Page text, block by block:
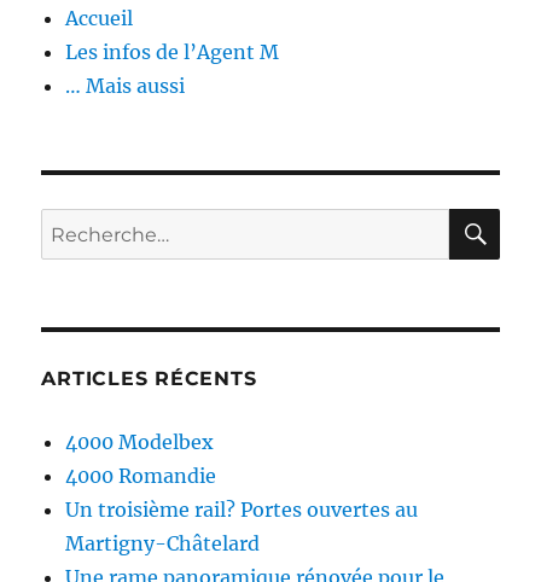
Accueil
Les infos de l’Agent M
… Mais aussi
Recherche
pour :
ARTICLES RÉCENTS
4000 Modelbex
4000 Romandie
Un troisième rail? Portes ouvertes au
Martigny-Châtelard
Une rame panoramique rénovée pour le